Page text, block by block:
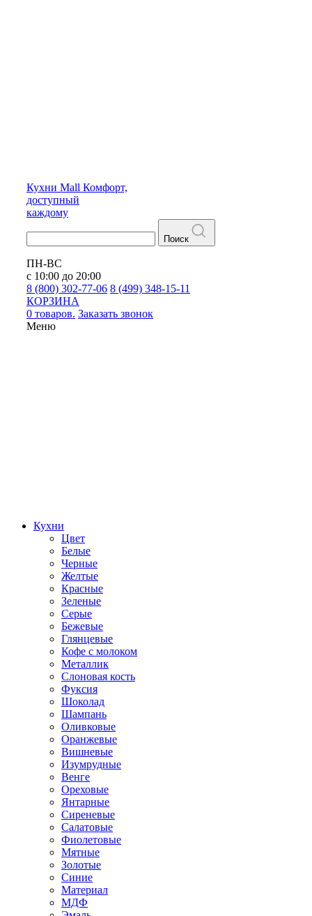
Кухни Mall Комфорт,
доступный
каждому
Поиск
ПН-ВС
с 10:00 до 20:00
8 (800) 302-77-06 8 (499) 348-15-11
КОРЗИНА
0 товаров. Заказать звонок
Меню
Кухни
Цвет
Белые
Черные
Желтые
Красные
Зеленые
Серые
Бежевые
Глянцевые
Кофе с молоком
Металлик
Слоновая кость
Фуксия
Шоколад
Шампань
Оливковые
Оранжевые
Вишневые
Изумрудные
Венге
Ореховые
Янтарные
Сиреневые
Салатовые
Фиолетовые
Мятные
Золотые
Синие
Материал
МДФ